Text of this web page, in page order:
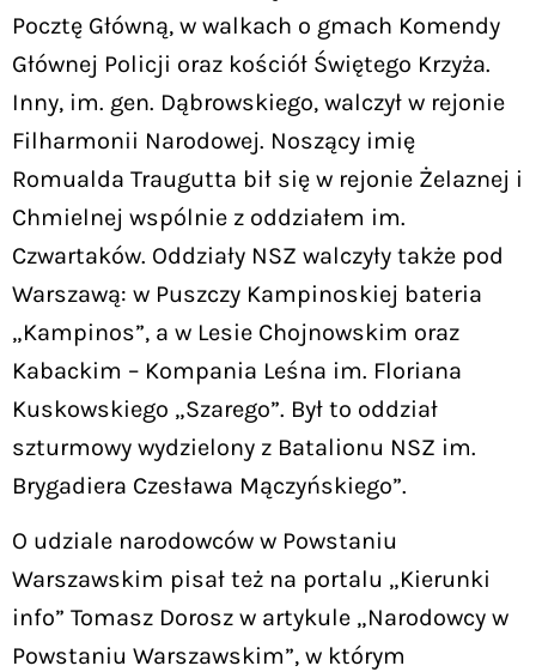
Pocztę Główną, w walkach o gmach Komendy
Głównej Policji oraz kościół Świętego Krzyża.
Inny, im. gen. Dąbrowskiego, walczył w rejonie
Filharmonii Narodowej. Noszący imię
Romualda Traugutta bił się w rejonie Żelaznej i
Chmielnej wspólnie z oddziałem im.
Czwartaków. Oddziały NSZ walczyły także pod
Warszawą: w Puszczy Kampinoskiej bateria
„Kampinos”, a w Lesie Chojnowskim oraz
Kabackim – Kompania Leśna im. Floriana
Kuskowskiego „Szarego”. Był to oddział
szturmowy wydzielony z Batalionu NSZ im.
Brygadiera Czesława Mączyńskiego”.
O udziale narodowców w Powstaniu
Warszawskim pisał też na portalu „Kierunki
info” Tomasz Dorosz w artykule „Narodowcy w
Powstaniu Warszawskim”, w którym